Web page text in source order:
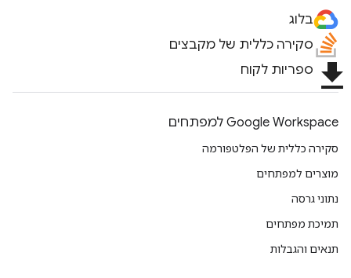
בלוג
סקירה כללית של מקבצים
file_download ספריות לקוח
Google Workspace למפתחים
סקירה כללית של הפלטפורמה
מוצרים למפתחים
נתוני גרסה
תמיכת מפתחים
תנאים והגבלות